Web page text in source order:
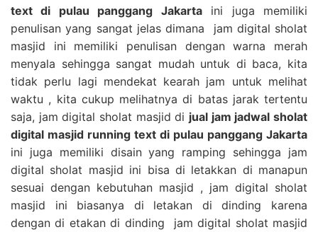
text di pulau panggang Jakartaini juga memiliki
penulisan yang sangat jelas dimana jam digital sholat
masjid ini memiliki penulisan dengan warna merah
menyala sehingga sangat mudah untuk di baca, kita
tidak perlu lagi mendekat kearah jam untuk melihat
waktu , kita cukup melihatnya di batas jarak tertentu
saja, jam digital sholat masjid di jual jam jadwal sholat
digital masjid running text di pulau panggang Jakarta
ini juga memiliki disain yang ramping sehingga jam
digital sholat masjid ini bisa di letakkan di manapun
sesuai dengan kebutuhan masjid , jam digital sholat
masjid ini biasanya di letakan di dinding karena
dengan di etakan di dinding jam digital sholat masjid